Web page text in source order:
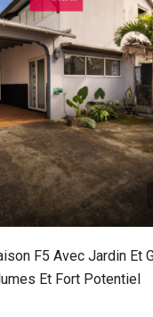
F5 Avec Jardin Et
Et Fort Potentiel